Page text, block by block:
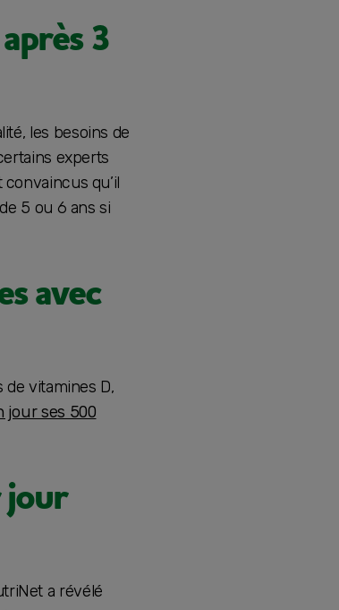
3
les besoins de
experts
qu’il
5 ou 6 ans si
avec
vitamines D,
ses 500
jour
a révélé